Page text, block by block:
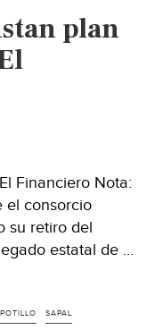
plan
Financiero Nota:
el consorcio
su retiro del
estatal de …
SAPAL